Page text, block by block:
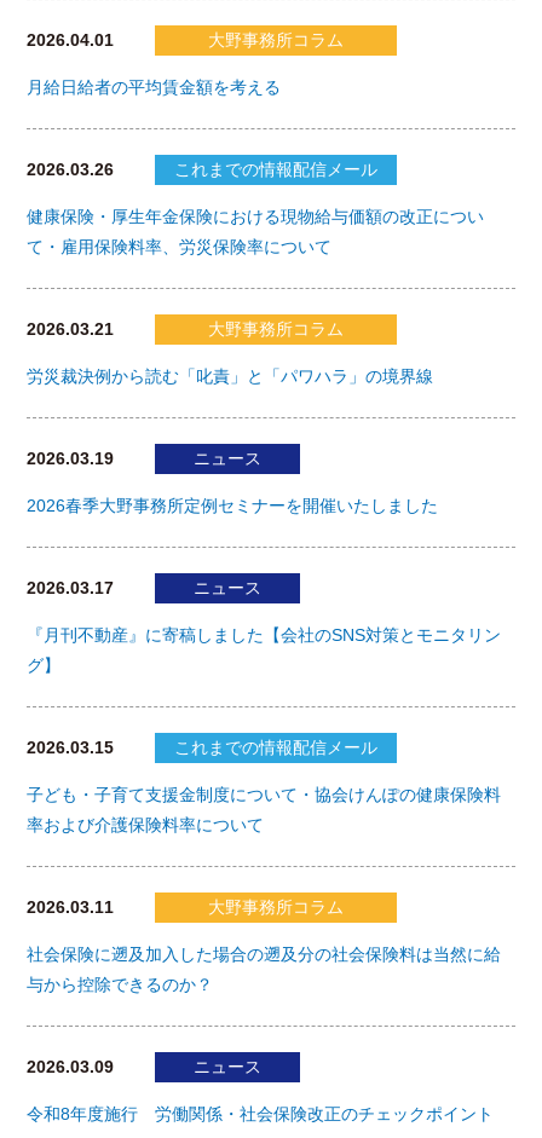
2026.04.01 大野事務所コラム
月給日給者の平均賃金額を考える
2026.03.26 これまでの情報配信メール
健康保険・厚生年金保険における現物給与価額の改正につい
て・雇用保険料率、労災保険率について
2026.03.21 大野事務所コラム
労災裁決例から読む「叱責」と「パワハラ」の境界線
2026.03.19 ニュース
2026春季大野事務所定例セミナーを開催いたしました
2026.03.17 ニュース
『月刊不動産』に寄稿しました【会社のSNS対策とモニタリン
グ】
2026.03.15 これまでの情報配信メール
子ども・子育て支援金制度について・協会けんぽの健康保険料
率および介護保険料率について
2026.03.11 大野事務所コラム
社会保険に遡及加入した場合の遡及分の社会保険料は当然に給
与から控除できるのか？
2026.03.09 ニュース
令和8年度施行 労働関係・社会保険改正のチェックポイント